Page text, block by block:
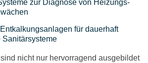
zur Diagnose von Heizungs-
für dauerhaft
Sanitärsysteme
nicht nur hervorragend ausgebildet